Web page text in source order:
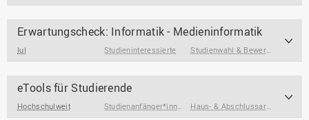
Erwartungscheck: Informatik - Medieninformatik
IuI Studieninteressierte Studienwahl & Bewerbung
eTools für Studierende
Hochschulweit Studienanfänger*innen Studierende,Studierende am
Haus- & Abschlussarbeiten